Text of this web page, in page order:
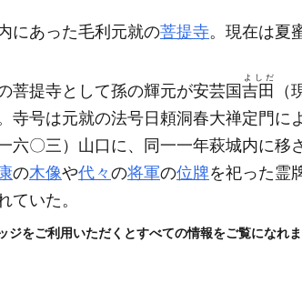
にあった毛利元就の菩提寺。現在は夏
菩提寺として孫の輝元が安芸国吉田
よしだ
寺号は元就の法号日頼洞春大禅定門に
六〇三） 山口に、同一一年萩城内に移
の木像や代々 の将軍の位牌を祀った霊
ていた。
ジをご利用いただくとすべての情報をご覧になれ